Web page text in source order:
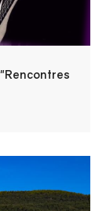
par Cédric
Vuilien,